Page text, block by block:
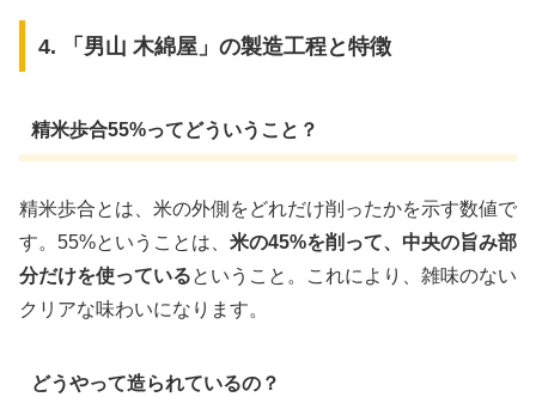
4. 「男山 木綿屋」の製造工程と特徴
精米歩合55%ってどういうこと？
精米歩合とは、米の外側をどれだけ削ったかを示す数値で
す。55%ということは、 米の45%を削って、中央の旨み部
分だけを使っているということ。これにより、雑味のない
クリアな味わいになります。
どうやって造られているの？